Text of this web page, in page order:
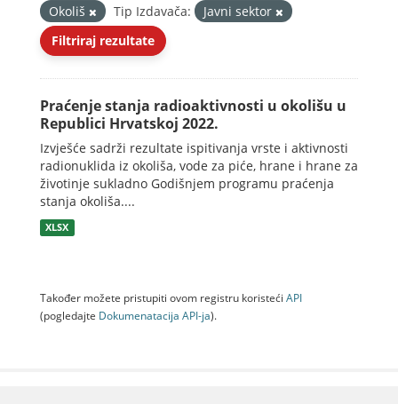
Okoliš
Tip Izdavača:
Javni sektor
Filtriraj rezultate
Praćenje stanja radioaktivnosti u okolišu u
Republici Hrvatskoj 2022.
Izvješće sadrži rezultate ispitivanja vrste i aktivnosti
radionuklida iz okoliša, vode za piće, hrane i hrane za
životinje sukladno Godišnjem programu praćenja
stanja okoliša....
XLSX
Također možete pristupiti ovom registru koristeći API
(pogledajte Dokumenаtаcijа API-jа).